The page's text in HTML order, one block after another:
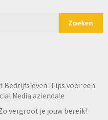
Zoeken
Bedrijfsleven: Tips voor een
Media aziendale
vergroot je jouw bereik!